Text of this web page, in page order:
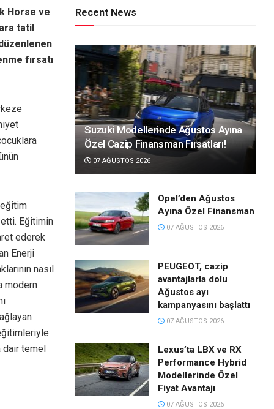
Horse ve
tatil
fırsatı
Eğitimin
ederek
Enerji
nasıl
modern
dair temel
Recent News
Suzuki Modellerinde Ağustos Ayına
Özel Cazip Finansman Fırsatları!
07 AĞUSTOS 2026
Opel’den Ağustos
Ayına Özel Finansman
07 AĞUSTOS 2026
PEUGEOT, cazip
avantajlarla dolu
Ağustos ayı
kampanyasını başlattı
07 AĞUSTOS 2026
Lexus’ta LBX ve RX
Performance Hybrid
Modellerinde Özel
Fiyat Avantajı
07 AĞUSTOS 2026